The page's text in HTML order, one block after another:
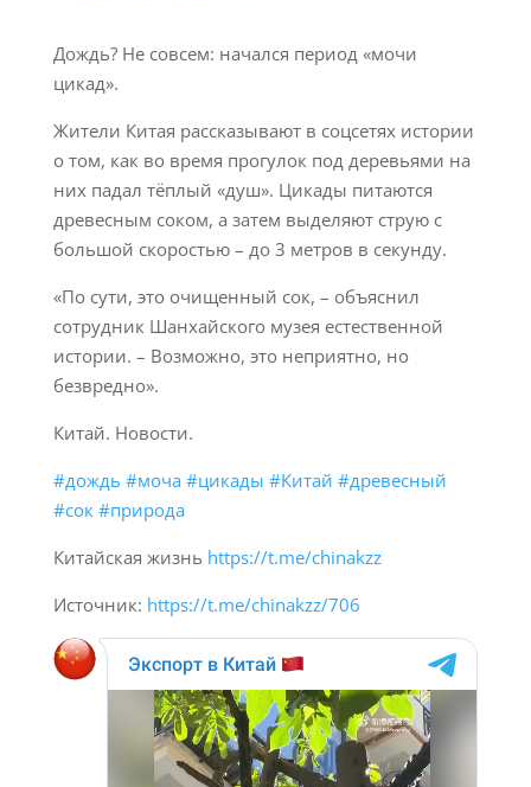
Дождь? Не совсем: начался период «мочи
цикад».
Жители Китая рассказывают в соцсетях истории
о том, как во время прогулок под деревьями на
них падал тёплый «душ». Цикады питаются
древесным соком, а затем выделяют струю с
большой скоростью – до 3 метров в секунду.
«По сути, это очищенный сок, – объяснил
сотрудник Шанхайского музея естественной
истории. – Возможно, это неприятно, но
безвредно».
Китай. Новости.
#дождь #моча #цикады #Китай #древесный
#сок #природа
Китайская жизнь https://t.me/chinakzz
Источник: https://t.me/chinakzz/706